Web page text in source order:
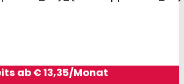
ab € 13,35/Monat